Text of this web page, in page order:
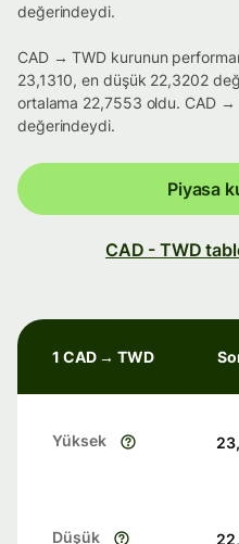
değerindeydi.
CAD → TWD kurunun
23,1310, en düşük 22,3202
ortalama 22,7553 oldu. CAD
değerindeydi.
Piyasa
CAD - TWD
1 CAD → TWD
Yüksek
Düşük